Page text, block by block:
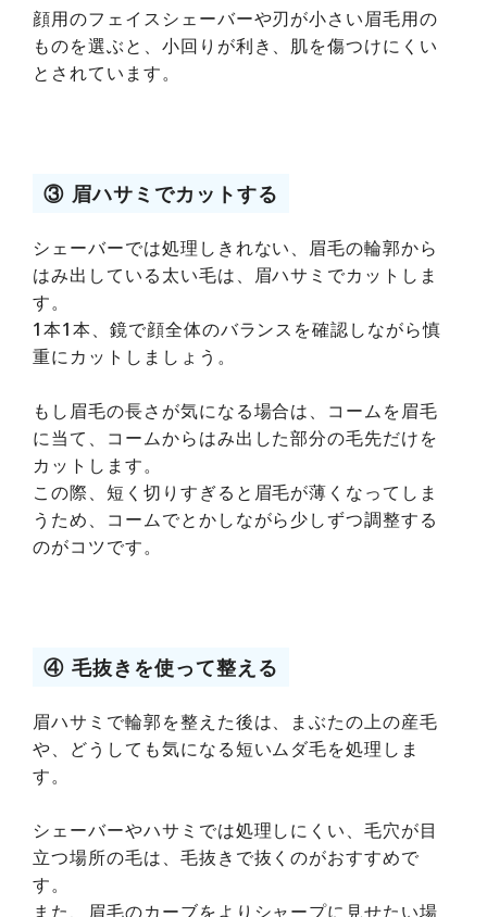
顔用のフェイスシェーバーや刃が小さい眉毛用の
ものを選ぶと、小回りが利き、肌を傷つけにくい
とされています。
③ 眉ハサミでカットする
シェーバーでは処理しきれない、眉毛の輪郭から
はみ出している太い毛は、眉ハサミでカットしま
す。
1本1本、鏡で顔全体のバランスを確認しながら慎
重にカットしましょう。
もし眉毛の長さが気になる場合は、コームを眉毛
に当て、コームからはみ出した部分の毛先だけを
カットします。
この際、短く切りすぎると眉毛が薄くなってしま
うため、コームでとかしながら少しずつ調整する
のがコツです。
④ 毛抜きを使って整える
眉ハサミで輪郭を整えた後は、まぶたの上の産毛
や、どうしても気になる短いムダ毛を処理しま
す。
シェーバーやハサミでは処理しにくい、毛穴が目
立つ場所の毛は、毛抜きで抜くのがおすすめで
す。
また、眉毛のカーブをよりシャープに見せたい場